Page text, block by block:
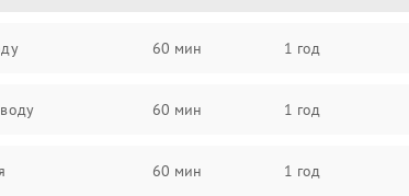
60 мин 1 год
60 мин 1 год
60 мин 1 год